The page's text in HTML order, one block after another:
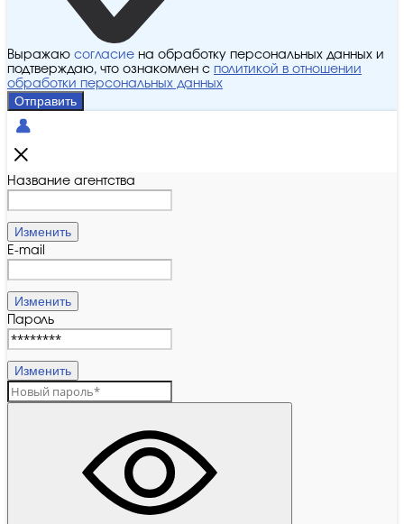
Выражаю согласие на обработку персональных данных и
подтверждаю, что ознакомлен с политикой в отношении
обработки персональных данных
Отправить
Название агентства
Изменить
E-mail
Изменить
Пароль
Изменить